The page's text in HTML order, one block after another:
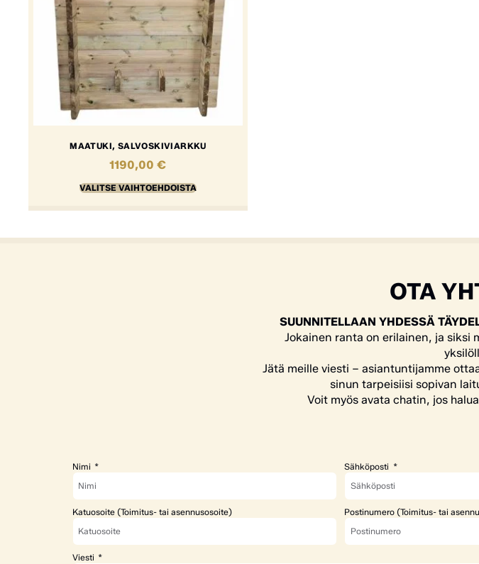
MAATUKI, SALVOSKIVIARKKU
1190,00€
VALITSE VAIHTOEHDOISTA
OTA
SUUNNITELLAAN YHDESSÄ
Jokainen ranta on erilainen, ja siksi
Jätä meille viesti – asiantuntijamme
sinun tarpeisiisi sopivan
Voit myös avata chatin, jos
Nimi Sähköposti
Katuosoite (Toimitus- tai asennusosoite) Postinumero (Toimitus- tai
Viesti